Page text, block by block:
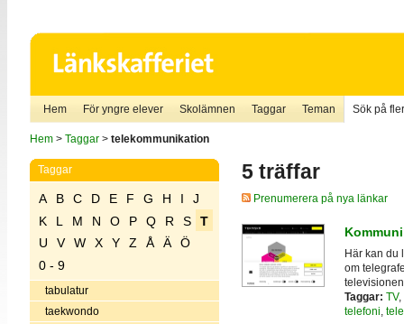
Hem För yngre elever Skolämnen Taggar Teman Sök på
Hem> Taggar> telekommunikation
Taggar
A B C D E F G H I
J
K
L M N O P Q R S
T
U
V W X Y Z Å Ä
Ö
0 - 9
tabulatur
taekwondo
5 träffar
Prenumerera på nya länkar
Här kan du
om
Taggar: TV,
telefoni